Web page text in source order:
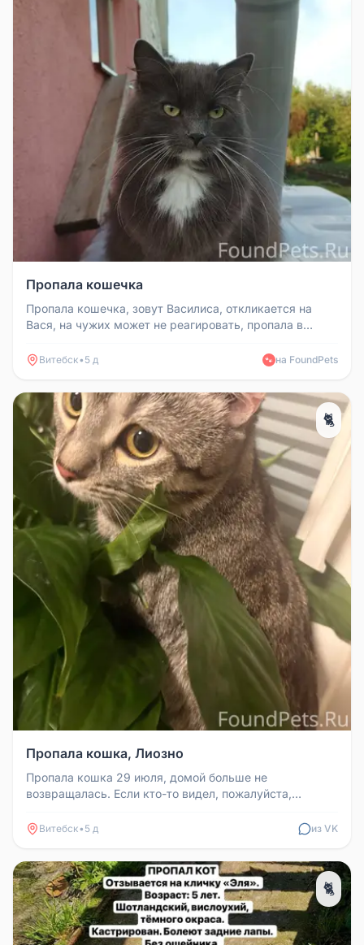
Пропала кошечка
Пропала кошечка, зовут Василиса, откликается на
Вася, на чужих может не реагировать, пропала в
Витебск• 5 д 🐾 на FoundPets
🐈
Пропала кошка, Лиозно
Пропала кошка 29 июля, домой больше не
возвращалась. Если кто-то видел, пожалуйста,
Витебск• 5 д из VK
🐈